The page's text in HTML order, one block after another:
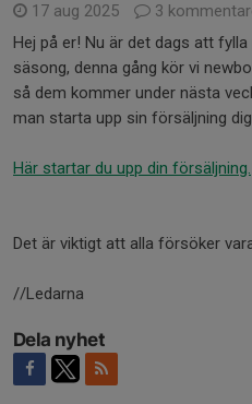
17 aug 2025
3
Hej på er! Nu är det dags att
säsong, denna gång kör vi
så dem kommer under nästa
man starta upp sin försäljning
Här startar du upp din försäljning.
Det är viktigt att alla försöker
//Ledarna
Dela nyhet